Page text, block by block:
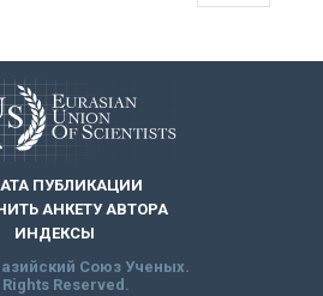
ПУБЛИКАЦИИ
АНКЕТУ АВТОРА
ИНДЕКСЫ
Союз Ученых.
Reserved.